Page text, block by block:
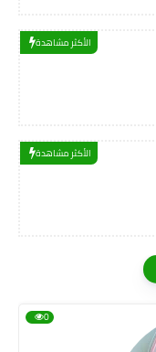
الأكثر مشاهدة
الأكثر مشاهدة
0